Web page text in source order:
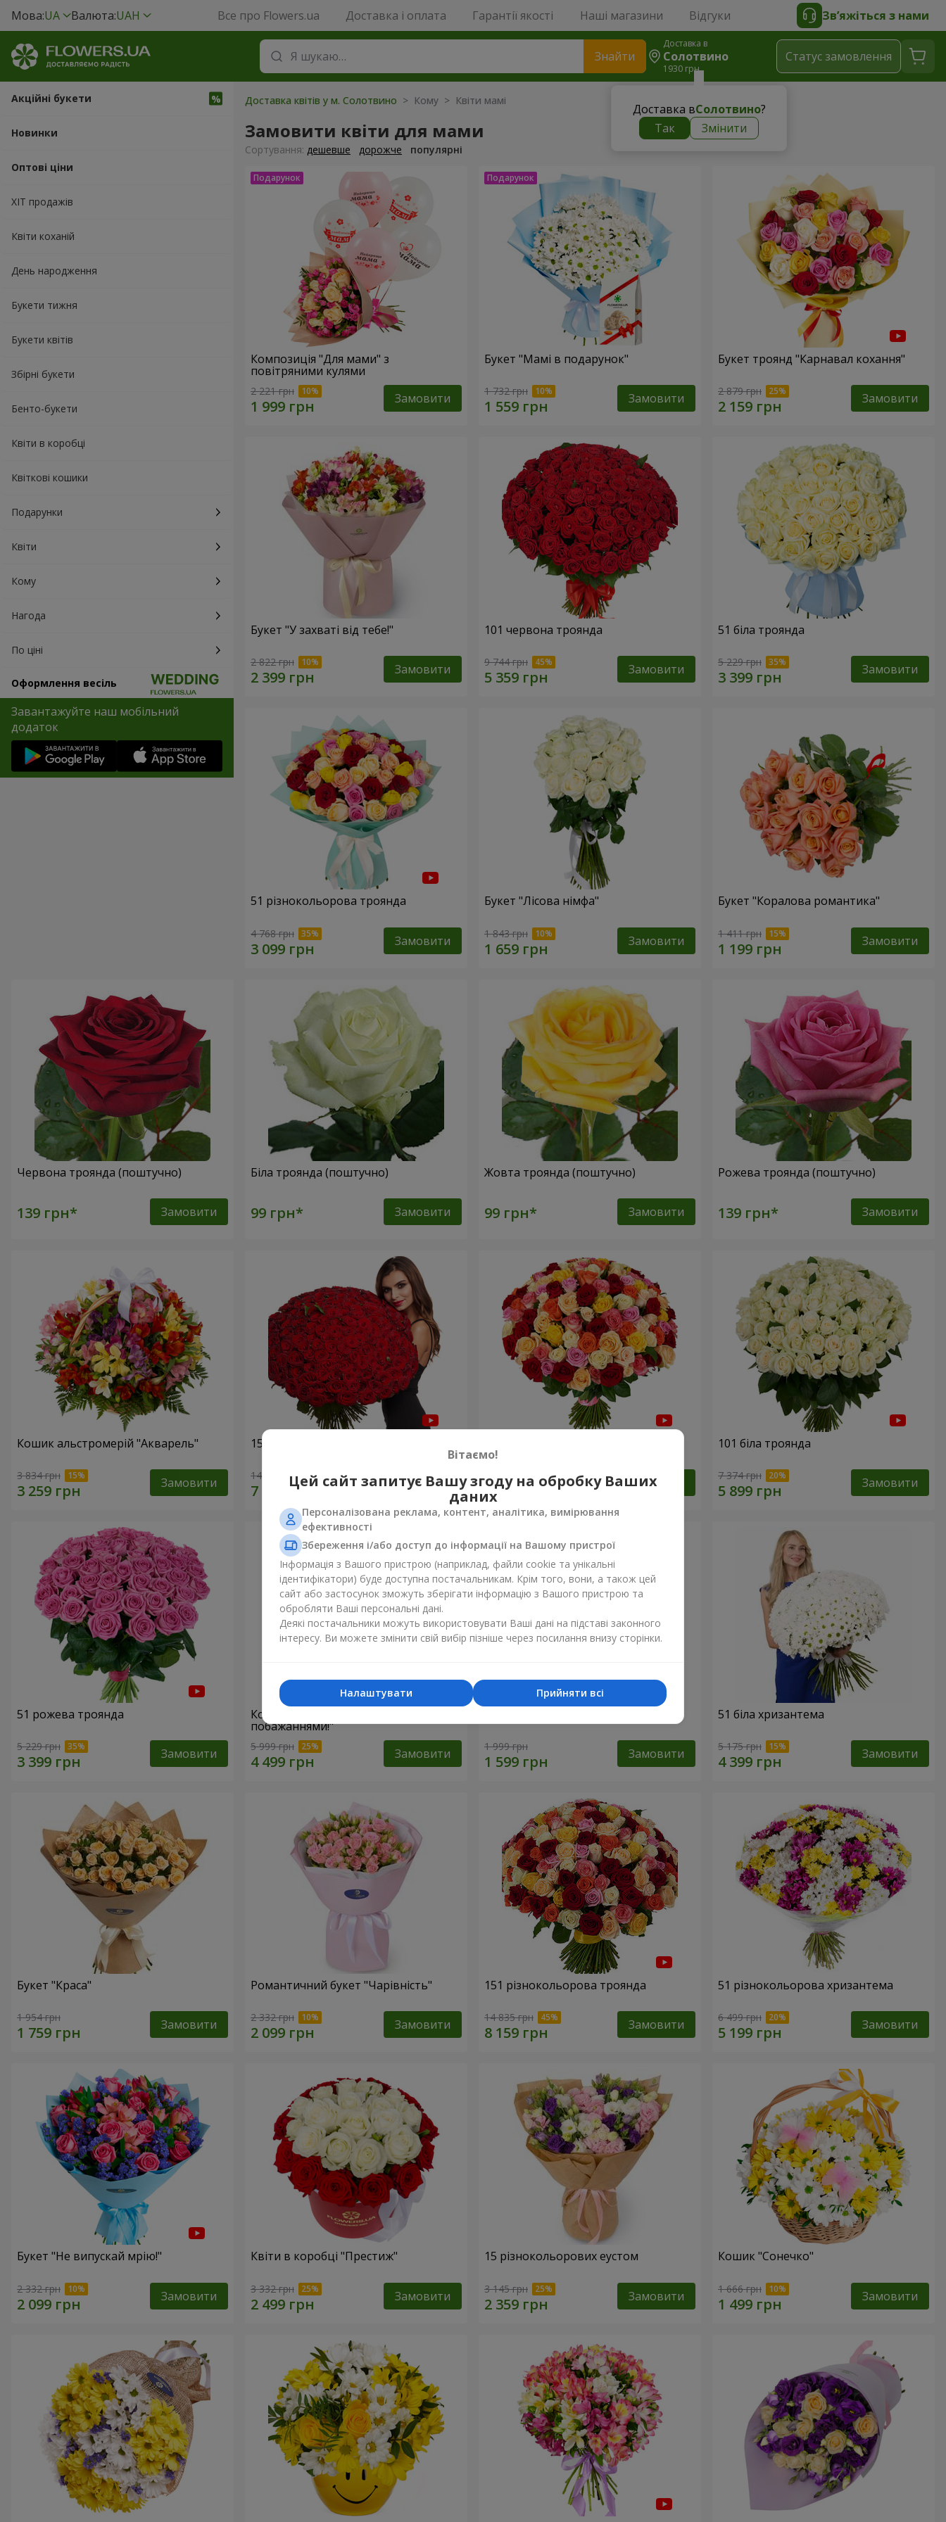
Мова:UA Валюта:UAH Все про Flowers.ua Доставка і оплата Гарантії якості Наші магазини Відгуки Зв’яжіться з нами
Знайти
Доставка в
Солотвино
1930 грн
Доставка вСолотвино?
Так
Змінити
Статус замовлення
Акційні букети
Новинки
Оптові ціни
ХІТ продажів
Квіти коханій
День народження
Букети тижня
Букети квітів
Збірні букети
Бенто-букети
Квіти в коробці
Квіткові кошики
Подарунки
Квіти
Кому
Нагода
По ціні
Оформлення весіль
Завантажуйте наш мобільний
додаток
Доставка квітів у м. Солотвино > Кому > Квіти мамі
Замовити квіти для мами
Сортування: дешевше дорожче популярні
Композиція "Для мами" з
повітряними кулями
2 221 грн Замовити
Букет "Мамі в подарунок"
1 732 грн Замовити
Букет троянд "Карнавал кохання"
2 879 грн Замовити
Букет "У захваті від тебе!"
2 822 грн Замовити
101 червона троянда
9 744 грн Замовити
51 біла троянда
5 229 грн Замовити
51 різнокольорова троянда
4 768 грн Замовити
Букет "Лісова німфа"
1 843 грн Замовити
Букет "Коралова романтика"
1 411 грн Замовити
Червона троянда (поштучно)
Замовити
Біла троянда (поштучно)
Замовити
Жовта троянда (поштучно)
Замовити
Рожева троянда (поштучно)
Замовити
Кошик альстромерій "Акварель"
3 834 грн Замовити
151 червона троянда
14 289 грн Замовити 8 552 грн Замовити
101 біла троянда
7 374 грн Замовити
51 рожева троянда
5 229 грн Замовити
Кошик "З найкращими
побажаннями!"
5 999 грн Замовити 1 999 грн Замовити
51 біла хризантема
5 175 грн Замовити
Букет "Краса"
1 954 грн Замовити
Романтичний букет "Чарівність"
2 332 грн Замовити
151 різнокольорова троянда
14 835 грн Замовити
51 різнокольорова хризантема
6 499 грн Замовити
Букет "Не випускай мрію!"
2 332 грн Замовити
Квіти в коробці "Престиж"
3 332 грн Замовити
15 різнокольорових еустом
3 145 грн Замовити
Кошик "Сонечко"
1 666 грн Замовити
Вітаємо!
Цей сайт запитує Вашу згоду на обробку Ваших
даних
Персоналізована реклама, контент, аналітика, вимірювання
ефективності
Збереження і/або доступ до інформації на Вашому пристрої
Інформація з Вашого пристрою (наприклад, файли cookie та унікальні
ідентифікатори) буде доступна постачальникам. Крім того, вони, а також цей
сайт або застосунок зможуть зберігати інформацію з Вашого пристрою та
обробляти Ваші персональні дані.
Деякі постачальники можуть використовувати Ваші дані на підставі законного
інтересу. Ви можете змінити свій вибір пізніше через посилання внизу сторінки.
Прийняти всі
Налаштувати